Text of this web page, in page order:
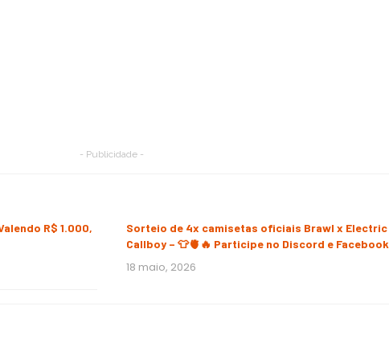
- Publicidade -
R$ 1.000,
Sorteio de 4x camisetas oficiais Brawl x Electric
Callboy – 👕🫀🔥 Participe no Discord e Facebook
18 maio, 2026